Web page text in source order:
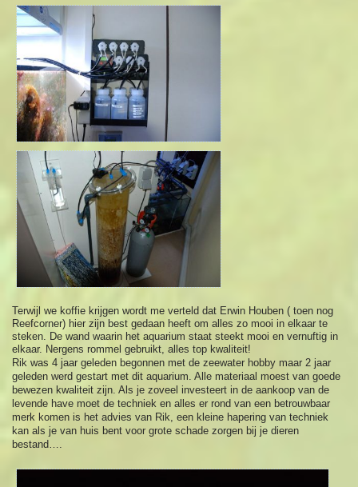
Terwijl we koffie krijgen wordt me verteld dat Erwin Houben ( toen nog
Reefcorner) hier zijn best gedaan heeft om alles zo mooi in elkaar te
steken. De wand waarin het aquarium staat steekt mooi en vernuftig in
elkaar. Nergens rommel gebruikt, alles top kwaliteit!
Rik was 4 jaar geleden begonnen met de zeewater hobby maar 2 jaar
geleden werd gestart met dit aquarium. Alle materiaal moest van goede
bewezen kwaliteit zijn. Als je zoveel investeert in de aankoop van de
levende have moet de techniek en alles er rond van een betrouwbaar
merk komen is het advies van Rik, een kleine hapering van techniek
kan als je van huis bent voor grote schade zorgen bij je dieren
bestand….